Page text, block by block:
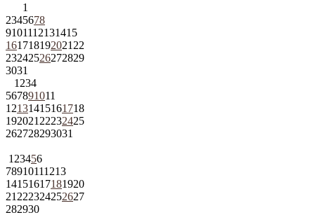
1
2345678
9101112131415
161718192021 22
23242526272829
3031
1 234
567891011
12131415161718
192021 22232425
262728293031
1 23456
78910111213
14151617181920
21 222324252627
282930